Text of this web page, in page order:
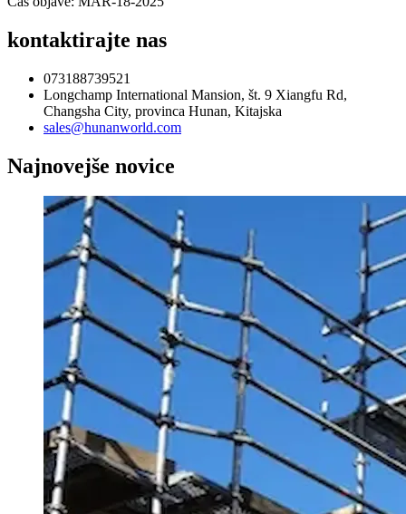
kontaktirajte nas
073188739521
Longchamp International Mansion, št. 9 Xiangfu Rd,
Changsha City, provinca Hunan, Kitajska
sales@hunanworld.com
Najnovejše novice